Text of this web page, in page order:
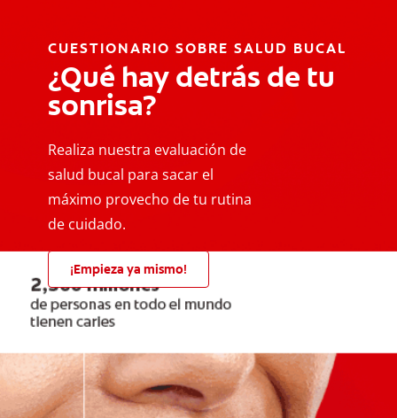
CUESTIONARIO SOBRE SALUD BUCAL
¿Qué hay detrás de tu
sonrisa?
Realiza nuestra evaluación de
salud bucal para sacar el
máximo provecho de tu rutina
de cuidado.
¡Empieza ya mismo!